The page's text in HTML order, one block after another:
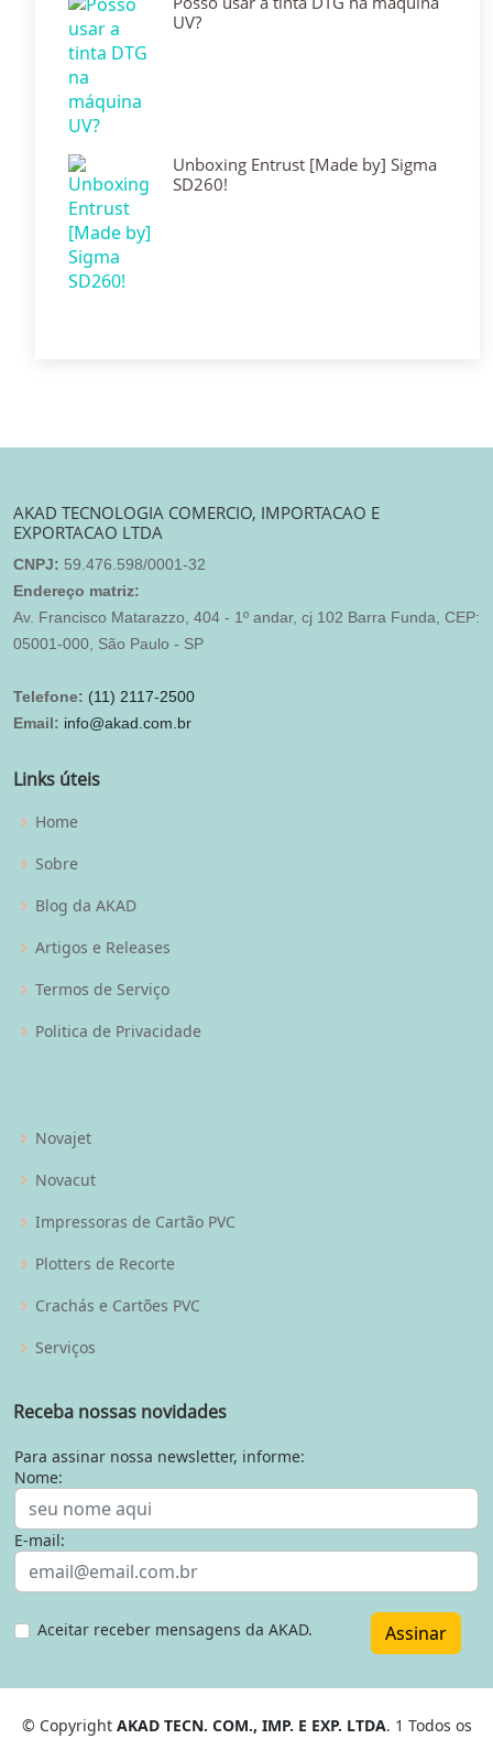
UV?
Unboxing Entrust [Made by] Sigma
SD260!
AKAD TECNOLOGIA COMERCIO, IMPORTACAO E
EXPORTACAO LTDA
CNPJ: 59.476.598/0001-32
Endereço matriz:
Av. Francisco Matarazzo, 404 - 1º andar, cj 102 Barra Funda, CEP:
05001-000, São Paulo - SP
Telefone: (11) 2117-2500
Email: info@akad.com.br
Links úteis
Home
Sobre
Blog da AKAD
Artigos e Releases
Termos de Serviço
Politica de Privacidade
Novajet
Novacut
Impressoras de Cartão PVC
Plotters de Recorte
Crachás e Cartões PVC
Serviços
Receba nossas novidades
Para assinar nossa newsletter, informe:
Nome:
E-mail:
Aceitar receber mensagens da AKAD. Assinar
© Copyright AKAD TECN. COM., IMP. E EXP. LTDA. 1 Todos os